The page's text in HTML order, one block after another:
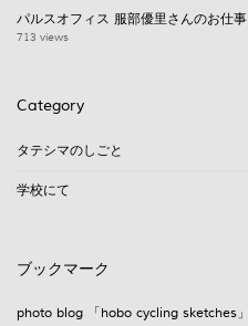
パルスオフィス 服部優里さんのお仕事
713 views
Category
タテシマのしごと
学校にて
ブックマーク
photo blog 「hobo cycling sketches」